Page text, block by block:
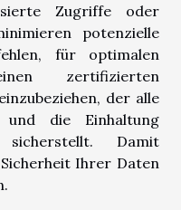
Zugriffe oder
potenzielle
für optimalen
zertifizierten
der alle
und die Einhaltung
sicherstellt. Damit
Ihrer Daten